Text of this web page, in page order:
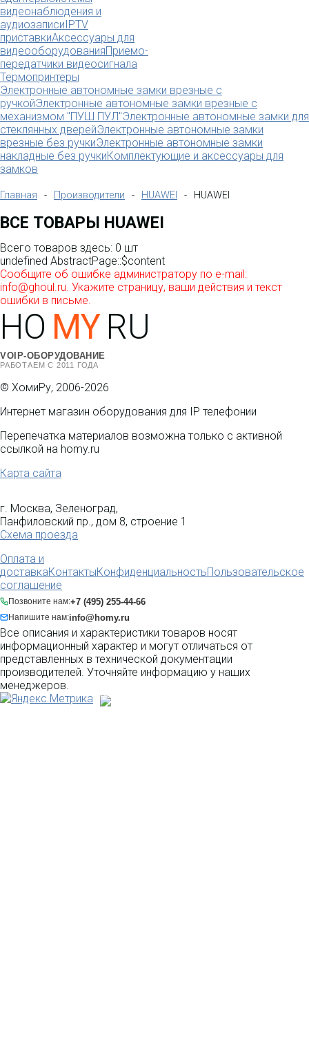
видеонаблюдения и
аудиозаписиIPTV
приставкиАксессуары для
видеооборудованияПриемо-
передатчики видеосигнала
Термопринтеры
Электронные автономные замки врезные с
ручкойЭлектронные автономные замки врезные с
механизмом "ПУШ ПУЛ"Электронные автономные замки для
стеклянных дверейЭлектронные автономные замки
врезные без ручкиЭлектронные автономные замки
накладные без ручкиКомплектующие и аксессуары для
замков
Главная - Производители - HUAWEI - HUAWEI
ВСЕ ТОВАРЫ HUAWEI
Всего товаров здесь: 0 шт
undefined AbstractPage::$content
Сообщите об ошибке администратору по e-mail:
info@ghoul.ru. Укажите страницу, ваши действия и текст
ошибки в письме.
HO MY RU
VOIP-ОБОРУДОВАНИЕ
РАБОТАЕМ С 2011 ГОДА
© ХомиРу, 2006-2026
Интернет магазин оборудования для IP телефонии
Перепечатка материалов возможна только с активной
ссылкой на homy.ru
Карта сайта
г. Москва, Зеленоград,
Панфиловский пр., дом 8, строение 1
Схема проезда
Оплата и
доставкаКонтактыКонфиденциальностьПользовательское
соглашение
Позвоните нам:+7 (495) 255-44-66
Напишите нам:info@homy.ru
Все описания и характеристики товаров носят
информационный характер и могут отличаться от
представленных в технической документации
производителей. Уточняйте информацию у наших
менеджеров.
Разработка